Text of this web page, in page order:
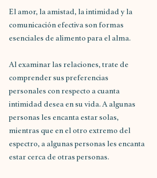
El amor, la amistad, la intimidad y la
comunicación efectiva son formas
esenciales de alimento para el alma.
Al examinar las relaciones, trate de
comprender sus preferencias
personales con respecto a cuanta
intimidad desea en su vida. A algunas
personas les encanta estar solas,
mientras que en el otro extremo del
espectro, a algunas personas les encanta
estar cerca de otras personas.